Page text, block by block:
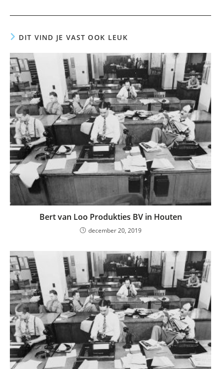
DIT VIND JE VAST OOK LEUK
Bert van Loo Produkties BV in Houten
december 20, 2019